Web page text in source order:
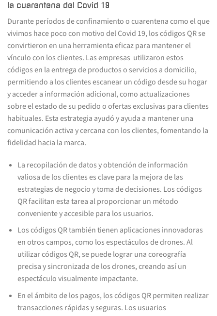
la cuarentena del Covid 19
Durante períodos de confinamiento o cuarentena como el que
vivimos hace poco con motivo del Covid 19, los códigos QR se
convirtieron en una herramienta eficaz para mantener el
vínculo con los clientes. Las empresas utilizaron estos
códigos en la entrega de productos o servicios a domicilio,
permitiendo a los clientes escanear un código desde su hogar
y acceder a información adicional, como actualizaciones
sobre el estado de su pedido o ofertas exclusivas para clientes
habituales. Esta estrategia ayudó y ayuda a mantener una
comunicación activa y cercana con los clientes, fomentando la
fidelidad hacia la marca.
La recopilación de datos y obtención de información
valiosa de los clientes es clave para la mejora de las
estrategias de negocio y toma de decisiones. Los códigos
QR facilitan esta tarea al proporcionar un método
conveniente y accesible para los usuarios.
Los códigos QR también tienen aplicaciones innovadoras
en otros campos, como los espectáculos de drones. Al
utilizar códigos QR, se puede lograr una coreografía
precisa y sincronizada de los drones, creando así un
espectáculo visualmente impactante.
En el ámbito de los pagos, los códigos QR permiten realizar
transacciones rápidas y seguras. Los usuarios